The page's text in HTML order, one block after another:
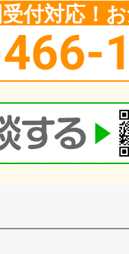
付対応！